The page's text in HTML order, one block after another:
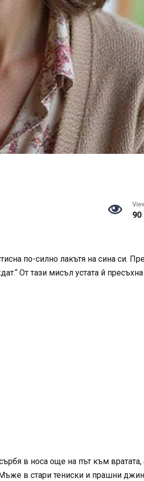
90
по-силно лакътя на сина си.
От тази мисъл устата й
в носа още на път към
в стари тениски и прашни